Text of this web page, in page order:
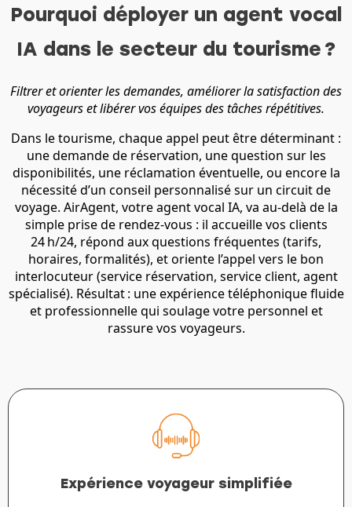
Pourquoi déployer un agent vocal
IA dans le secteur du tourisme ?
Filtrer et orienter les demandes, améliorer la satisfaction des
voyageurs et libérer vos équipes des tâches répétitives.
Dans le tourisme, chaque appel peut être déterminant :
une demande de réservation, une question sur les
disponibilités, une réclamation éventuelle, ou encore la
nécessité d’un conseil personnalisé sur un circuit de
voyage. AirAgent, votre agent vocal IA, va au-delà de la
simple prise de rendez-vous : il accueille vos clients
24 h/24, répond aux questions fréquentes (tarifs,
horaires, formalités), et oriente l’appel vers le bon
interlocuteur (service réservation, service client, agent
spécialisé). Résultat : une expérience téléphonique fluide
et professionnelle qui soulage votre personnel et
rassure vos voyageurs.
Expérience voyageur simplifiée